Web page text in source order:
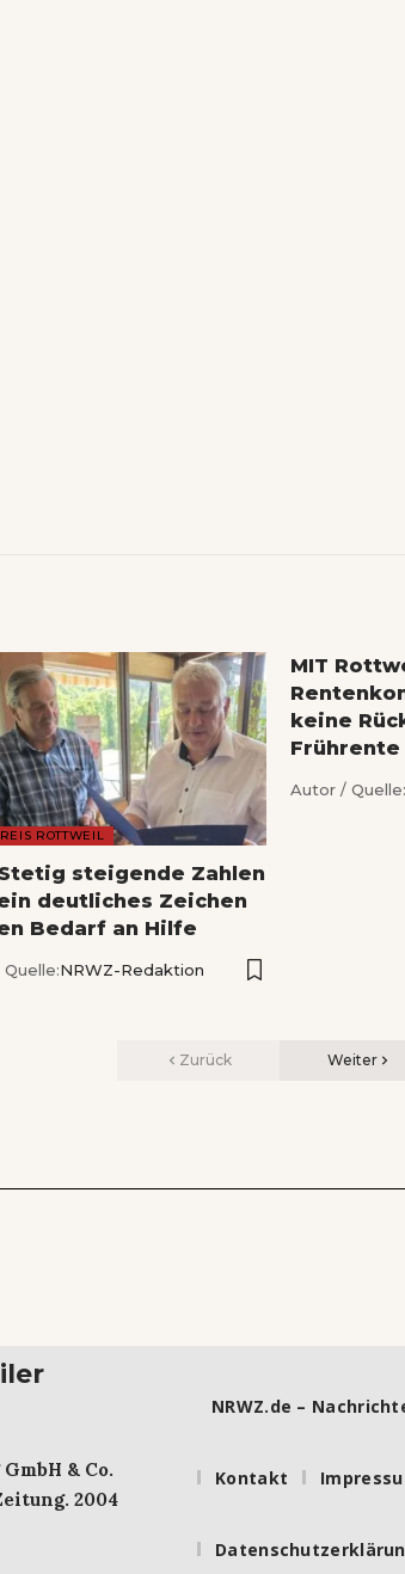
ROTTWEIL
steigende Zahlen
deutliches Zeichen
Bedarf an Hilfe
NRWZ-Redaktion
MIT
keine
Frührente
Autor / Quelle:
Zurück Weiter
& Co.
2004
NRWZ.de –
Kontakt